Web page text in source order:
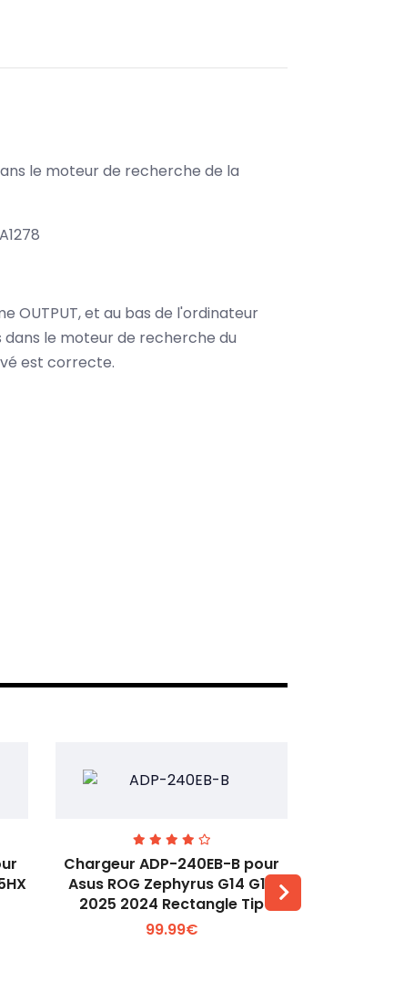
le moteur de recherche de la
OUTPUT, et au bas de l'ordinateur
le moteur de recherche du
est correcte.
Voir plus +
Chargeur ADP-240EB-B pour
Asus ROG Zephyrus G14 G16
2025 2024 Rectangle Tip
99.99€